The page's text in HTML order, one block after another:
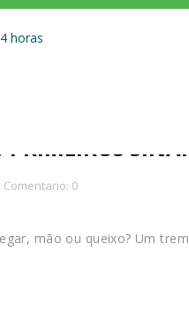
PRIMEIROS
Comentario: 0
mão ou queixo? Um